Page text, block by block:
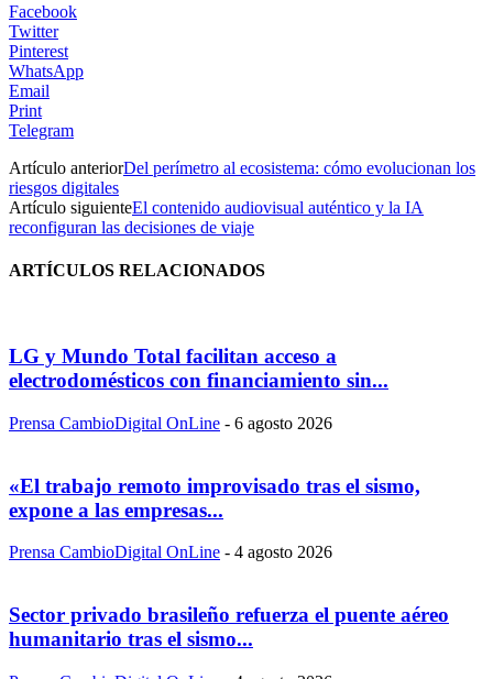
Facebook
Twitter
Pinterest
WhatsApp
Email
Print
Telegram
Artículo anteriorDel perímetro al ecosistema: cómo evolucionan los
riesgos digitales
Artículo siguienteEl contenido audiovisual auténtico y la IA
reconfiguran las decisiones de viaje
ARTÍCULOS RELACIONADOS
LG y Mundo Total facilitan acceso a
electrodomésticos con financiamiento sin...
Prensa CambioDigital OnLine - 6 agosto 2026
«El trabajo remoto improvisado tras el sismo,
expone a las empresas...
Prensa CambioDigital OnLine - 4 agosto 2026
Sector privado brasileño refuerza el puente aéreo
humanitario tras el sismo...